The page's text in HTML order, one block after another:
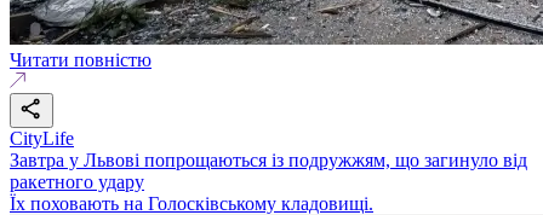
Читати повністю
CityLife
Завтра у Львові попрощаються із подружжям, що загинуло від
ракетного удару
Їх поховають на Голосківському кладовищі.